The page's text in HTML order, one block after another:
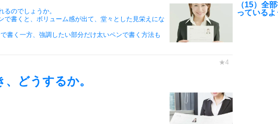
のでしょうか。
で書くと、ボリューム感が出て、堂々とした見栄えにな
書く一方、強調したい部分だけ太いペンで書く方法も
どうするか。
（15）全
っているよ